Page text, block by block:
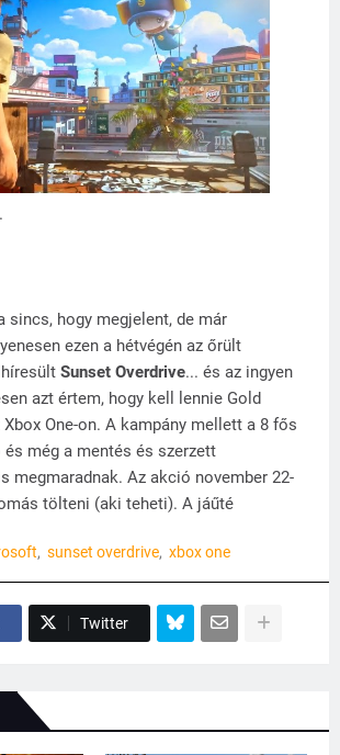
sincs, hogy megjelent, de már
ezen a hétvégén az őrült
Sunset Overdrive... és az ingyen
azt értem, hogy kell lennie Gold
One-on. A kampány mellett a 8 fős
még a mentés és szerzett
megmaradnak. Az akció november 22-
tölteni (aki teheti). A jáűté
sunset overdrive xbox one
Twitter